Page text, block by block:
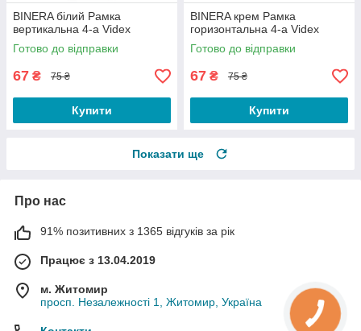
BINERA білий Рамка
вертикальна 4-а Videx
Готово до відправки
67 ₴ 75 ₴
Купити
BINERA крем Рамка
горизонтальна 4-а Videx
Готово до відправки
67 ₴ 75 ₴
Купити
Показати ще
Про нас
91% позитивних з 1365 відгуків за рік
Працює з 13.04.2019
м. Житомир
просп. Незалежності 1, Житомир, Україна